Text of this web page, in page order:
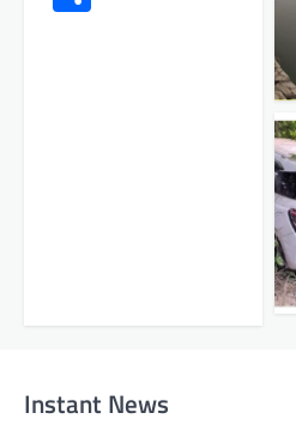
Instant News